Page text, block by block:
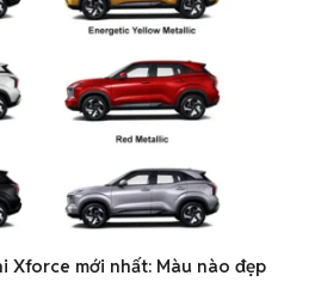
Xforce mới nhất: Màu nào đẹp